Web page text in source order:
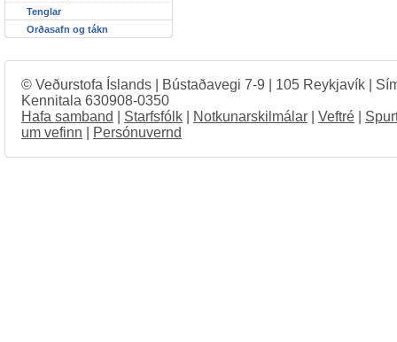
Tenglar
Orðasafn og tákn
© Veðurstofa Íslands | Bústaðavegi 7-9 | 105 Reykjavík |
Kennitala 630908-0350
Hafa samband
Starfsfólk Notkunarskilmálar Veftré
um vefinn
Persónuvernd